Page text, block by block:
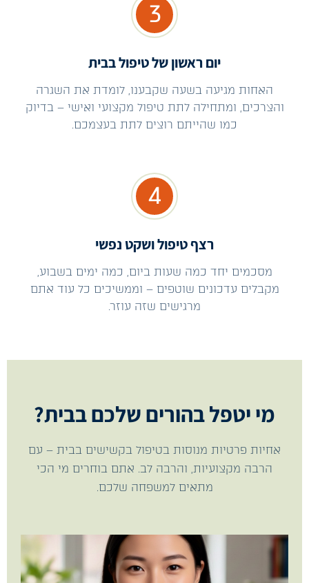
3
יום ראשון של טיפול בבית
האחות מגיעה בשעה שקבענו, לומדת את השגרה
והצרכים, ומתחילה לתת טיפול מקצועי ואישי – בדיוק
כמו שהייתם רוצים לתת בעצמכם.
4
רצף טיפול ושקט נפשי
מסכמים יחד כמה שעות ביום, כמה ימים בשבוע,
מקבלים עדכונים שוטפים – וממשיכים כל עוד אתם
מרגישים שזה עוזר.
מי יטפל בהורים שלכם בבית?
אחיות פרטיות מנוסות בטיפול בקשישים בבית – עם
הרבה מקצועיות, והרבה לב. אתם בוחרים מי הכי
מתאים למשפחה שלכם.